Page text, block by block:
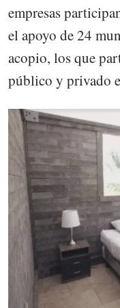
empresas
el apoyo de 24
acopio, los que
público y privado